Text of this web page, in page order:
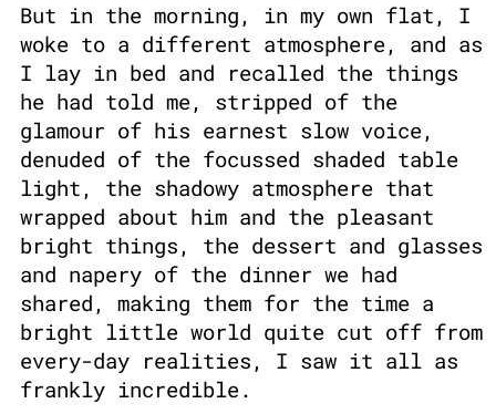
But in the morning, in my own flat, I
woke to a different atmosphere, and as
I lay in bed and recalled the things
he had told me, stripped of the
glamour of his earnest slow voice,
denuded of the focussed shaded table
light, the shadowy atmosphere that
wrapped about him and the pleasant
bright things, the dessert and glasses
and napery of the dinner we had
shared, making them for the time a
bright little world quite cut off from
every-day realities, I saw it all as
frankly incredible.